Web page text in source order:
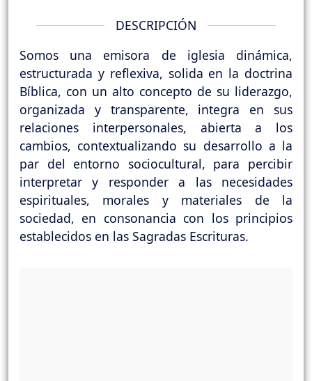
DESCRIPCIÓN
Somos una emisora de iglesia dinámica,
estructurada y reflexiva, solida en la doctrina
Bíblica, con un alto concepto de su liderazgo,
organizada y transparente, integra en sus
relaciones interpersonales, abierta a los
cambios, contextualizando su desarrollo a la
par del entorno sociocultural, para percibir
interpretar y responder a las necesidades
espirituales, morales y materiales de la
sociedad, en consonancia con los principios
establecidos en las Sagradas Escrituras.